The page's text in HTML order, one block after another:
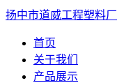
扬中市道威工程塑料厂
首页
关于我们
产品展示